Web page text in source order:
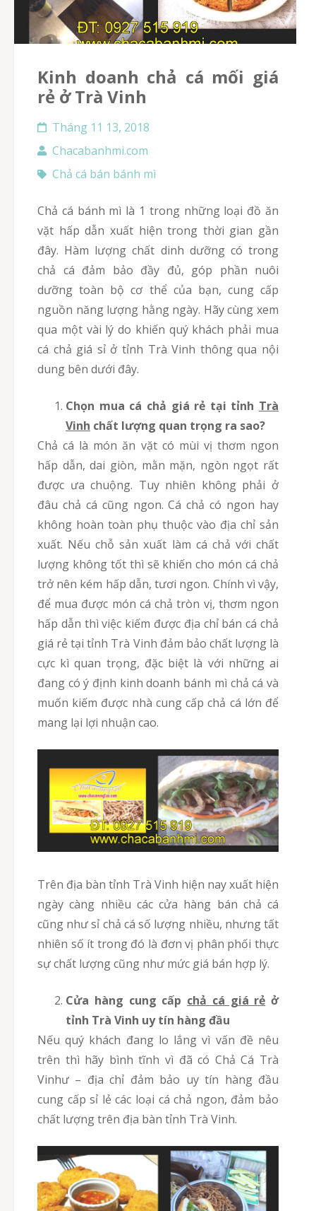
kinh doanh chả cá mối giá
rẻ ở Trà Vinh
Tháng 11 13, 2018
Chacabanhmi.com
Chả cá bán bánh mì
Chả cá bánh mì là 1 trong những loại đồ ăn
vặt hấp dẫn xuất hiện trong thời gian gần
đây. Hàm lượng chất dinh dưỡng có trong
chả cá đảm bảo đầy đủ, góp phần nuôi
dưỡng toàn bộ cơ thể của bạn, cung cấp
nguồn năng lượng hằng ngày. Hãy cùng xem
qua một vài lý do khiến quý khách phải mua
cá chả giá sỉ ở tỉnh Trà Vinh thông qua nội
dung bên dưới đây.
Chọn mua cá chả giá rẻ tại tỉnh Trà
Vinh chất lượng quan trọng ra sao?
Chả cá là món ăn vặt có mùi vị thơm ngon
hấp dẫn, dai giòn, mằn mặn, ngòn ngọt rất
được ưa chuộng. Tuy nhiên không phải ở
đâu chả cá cũng ngon. Cá chả có ngon hay
không hoàn toàn phụ thuộc vào địa chỉ sản
xuất. Nếu chỗ sản xuất làm cá chả với chất
lượng không tốt thì sẽ khiến cho món cá chả
trở nên kém hấp dẫn, tươi ngon. Chính vì vậy,
để mua được món cá chả tròn vị, thơm ngon
hấp dẫn thì việc kiếm được địa chỉ bán cá chả
giá rẻ tại tỉnh Trà Vinh đảm bảo chất lượng là
cực kì quan trọng, đặc biệt là với những ai
đang có ý định kinh doanh bánh mì chả cá và
muốn kiếm được nhà cung cấp chả cá lớn để
mang lại lợi nhuận cao.
Trên địa bàn tỉnh Trà Vinh hiện nay xuất hiện
ngày càng nhiều các cửa hàng bán chả cá
cũng như sỉ chả cá số lượng nhiều, nhưng tất
nhiên số ít trong đó là đơn vị phân phối thực
sự chất lượng cũng như mức giá bán hợp lý.
Cửa hàng cung cấp chả cá giá rẻ ở
tỉnh Trà Vinh uy tín hàng đầu
Nếu quý khách đang lo lắng vì vấn đề nêu
trên thì hãy bình tĩnh vì đã có Chả Cá Trà
Vinhư – địa chỉ đảm bảo uy tín hàng đầu
cung cấp sỉ lẻ các loại cá chả ngon, đảm bảo
chất lượng trên địa bàn tỉnh Trà Vinh.